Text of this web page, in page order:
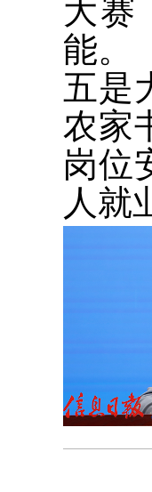
大赛
能。
五是
农家
岗位
人就